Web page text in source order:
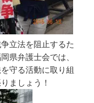
立法を阻止するた
県弁護士会では、
守る活動に取り組
ましょう！